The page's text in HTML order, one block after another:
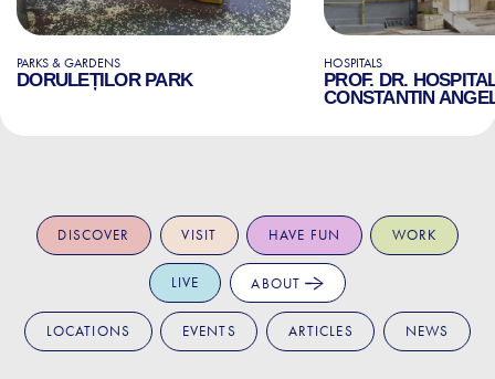
PARKS & GARDENS
DORULEȚILOR PARK
HOSPITALS
PROF. DR.
CONSTANTIN
DISCOVER VISIT HAVE FUN WORK
LIVE ABOUT
LOCATIONS EVENTS ARTICLES NEWS